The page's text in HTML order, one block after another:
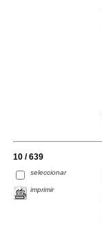
10 / 639
seleccionar
imprimir